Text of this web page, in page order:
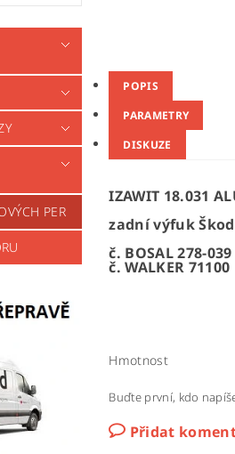
PER
POPIS
PARAMETRY
DISKUZE
IZAWIT 18.031
zadní výfuk
č. BOSAL 278-039
č. WALKER 71100
Hmotnost
Buďte první, kdo
Přidat